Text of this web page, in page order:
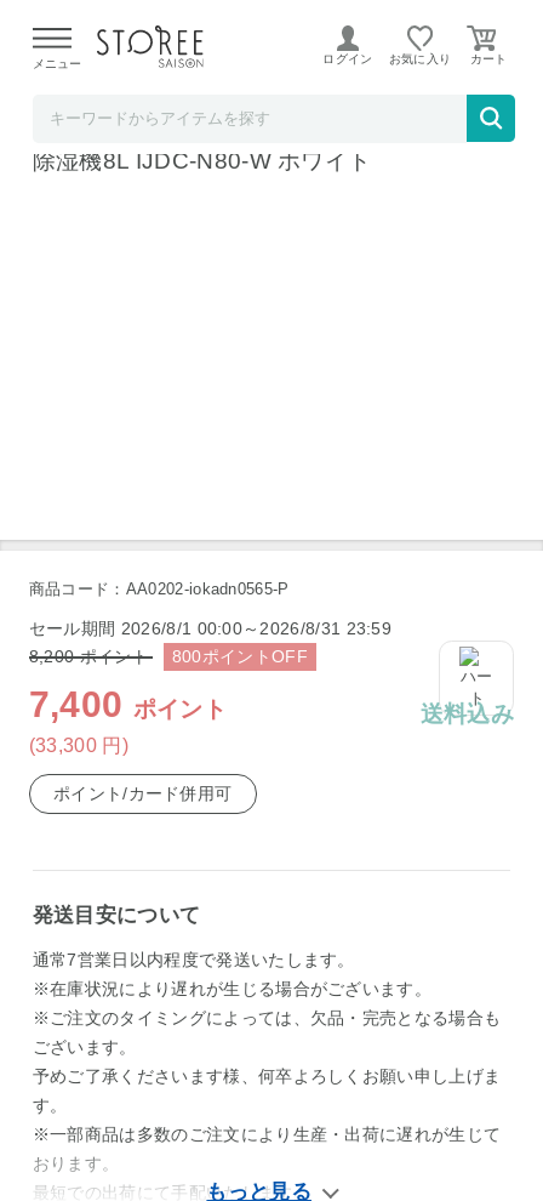
よる配送遅延が発生しております。
メニュー ログイン お気に入り
アイリスオーヤマ サーキュレーター衣類乾燥
除湿機8L IJDC-N80-W ホワイト
商品コード：AA0202-iokadn0565-P
セール期間 2026/8/1 00:00～2026/8/31 23:59
8,200ポイント 800ポイントOFF
7,400 ポイント
(33,300 円 )
送料込み
ポイント/カード併用可
発送目安について
通常7営業日以内程度で発送いたします。
※在庫状況により遅れが生じる場合がございます。
※ご注文のタイミングによっては、欠品・完売となる場合も
ございます。
予めご了承くださいます様、何卒よろしくお願い申し上げま
す。
※一部商品は多数のご注文により生産・出荷に遅れが生じて
おります。
最短での出荷にて手配いたします。